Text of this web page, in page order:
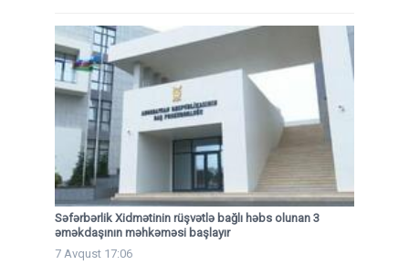
Səfərbərlik Xidmətinin rüşvətlə bağlı həbs olunan 3
əməkdaşının məhkəməsi başlayır
7 Avqust 17:06